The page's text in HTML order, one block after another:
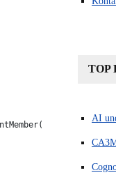
TOP
AI